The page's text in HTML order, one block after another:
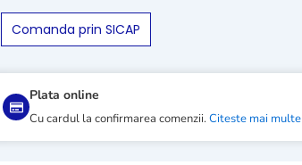
spalat
pardoseli
Comac
Comanda prin SICAP
Plata online
Cu cardul la confirmarea comenzii.Citeste mai multe